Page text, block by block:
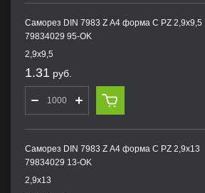
Саморез DIN 7983 Z А4 форма С PZ 2,9х9,5
79834029 95-OK
2,9х9,5
1.31 руб.
Саморез DIN 7983 Z А4 форма С PZ 2,9х13
79834029 13-OK
2,9х13